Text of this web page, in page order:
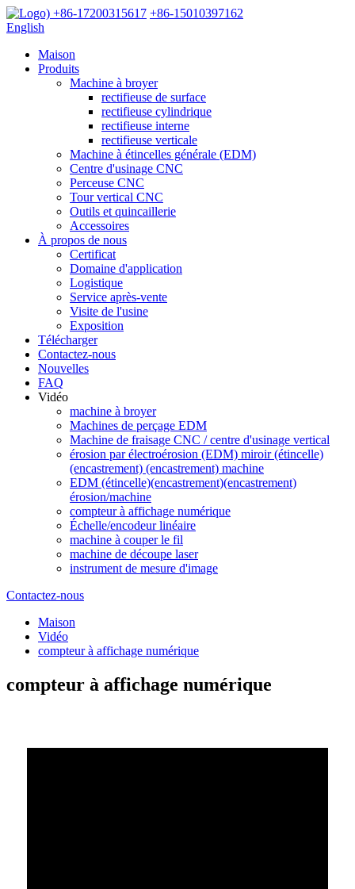
+86-17200315617 +86-15010397162
English
Maison
Produits
Machine à broyer
rectifieuse de surface
rectifieuse cylindrique
rectifieuse interne
rectifieuse verticale
Machine à étincelles générale (EDM)
Centre d'usinage CNC
Perceuse CNC
Tour vertical CNC
Outils et quincaillerie
Accessoires
À propos de nous
Certificat
Domaine d'application
Logistique
Service après-vente
Visite de l'usine
Exposition
Télécharger
Contactez-nous
Nouvelles
FAQ
Vidéo
machine à broyer
Machines de perçage EDM
Machine de fraisage CNC / centre d'usinage vertical
érosion par électroérosion (EDM) miroir (étincelle)
(encastrement) (encastrement) machine
EDM (étincelle)(encastrement)(encastrement)
érosion/machine
compteur à affichage numérique
Échelle/encodeur linéaire
machine à couper le fil
machine de découpe laser
instrument de mesure d'image
Contactez-nous
Maison
Vidéo
compteur à affichage numérique
compteur à affichage numérique